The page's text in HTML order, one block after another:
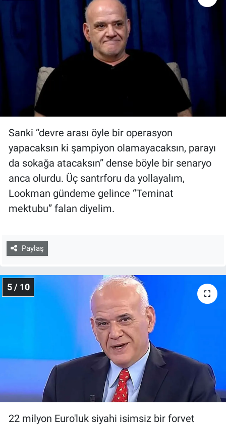
Sanki “devre arası öyle bir operasyon
yapacaksın ki şampiyon olamayacaksın, parayı
da sokağa atacaksın” dense böyle bir senaryo
anca olurdu. Üç santrforu da yollayalım,
Lookman gündeme gelince “Teminat
mektubu” falan diyelim.
Paylaş
5 / 10
22 milyon Euro'luk siyahi isimsiz bir forvet